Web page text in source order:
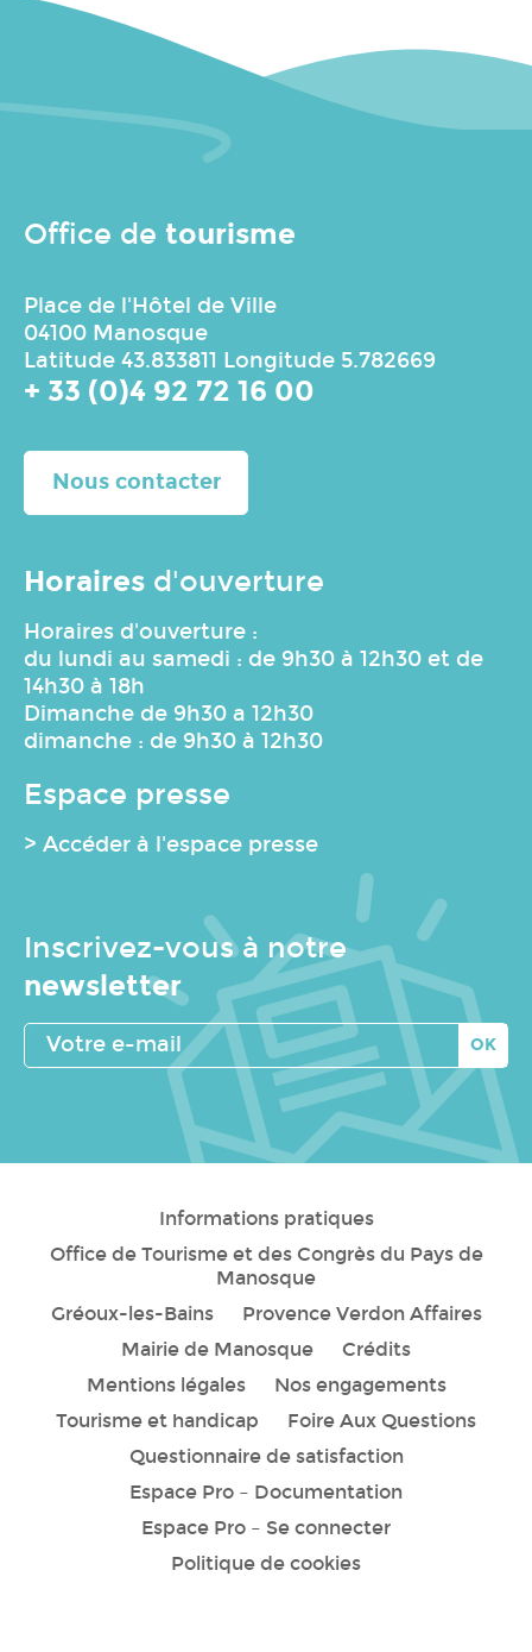
Office de tourisme
Place de l'Hôtel de Ville
04100 Manosque
Latitude 43.833811 Longitude 5.782669
+ 33 (0)4 92 72 16 00
Nous contacter
Horaires d'ouverture
Horaires d'ouverture :
du lundi au samedi : de 9h30 à 12h30 et de
14h30 à 18h
Dimanche de 9h30 a 12h30
dimanche : de 9h30 à 12h30
Espace presse
> Accéder à l'espace presse
Inscrivez-vous à notre
newsletter
Votre
e-
Informations pratiques
Office de Tourisme et des Congrès du Pays de
Manosque
Gréoux-les-Bains
Provence Verdon Affaires
Mairie de Manosque
Crédits
Mentions légales
Nos engagements
Tourisme et handicap
Foire Aux Questions
Questionnaire de satisfaction
Espace Pro – Documentation
Espace Pro – Se connecter
Politique de cookies